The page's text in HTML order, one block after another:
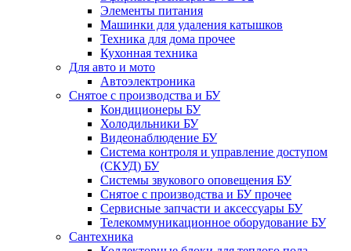
Элементы питания
Машинки для удаления катышков
Техника для дома прочее
Кухонная техника
Для авто и мото
Автоэлектроника
Снятое с производства и БУ
Кондиционеры БУ
Холодильники БУ
Видеонаблюдение БУ
Система контроля и управление доступом
(СКУД) БУ
Системы звукового оповещения БУ
Снятое с производства и БУ прочее
Сервисные запчасти и аксессуары БУ
Телекоммуникационное оборудование БУ
Сантехника